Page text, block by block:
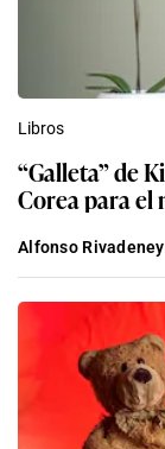
Libros
“Galleta” de
Corea para el
Alfonso